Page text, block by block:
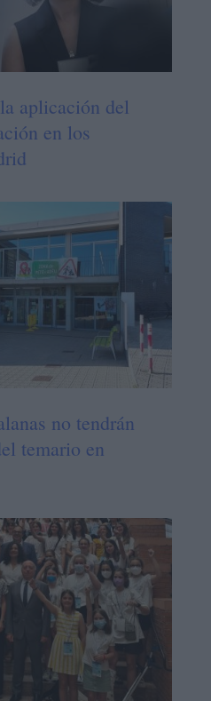
aplicación del
en los
no tendrán
temario en